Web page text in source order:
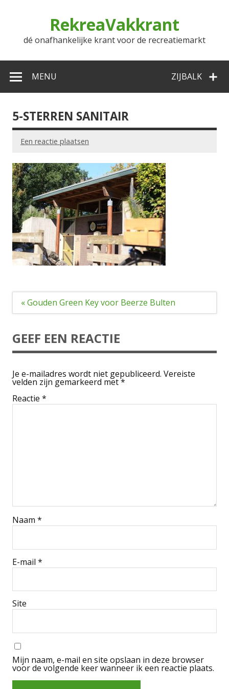
RekreaVakkrant
dé onafhankelijke krant voor de recreatiemarkt
ZIJBALK
MENU
5-STERREN SANITAIR
Een reactie plaatsen
Bericht
« Gouden Green Key voor Beerze Bulten
GEEF EEN REACTIE
Je e-mailadres wordt niet gepubliceerd. Vereiste
velden zijn gemarkeerd met*
Reactie *
Naam *
E-mail *
Site
Mijn naam, e-mail en site opslaan in deze browser
voor de volgende keer wanneer ik een reactie plaats.